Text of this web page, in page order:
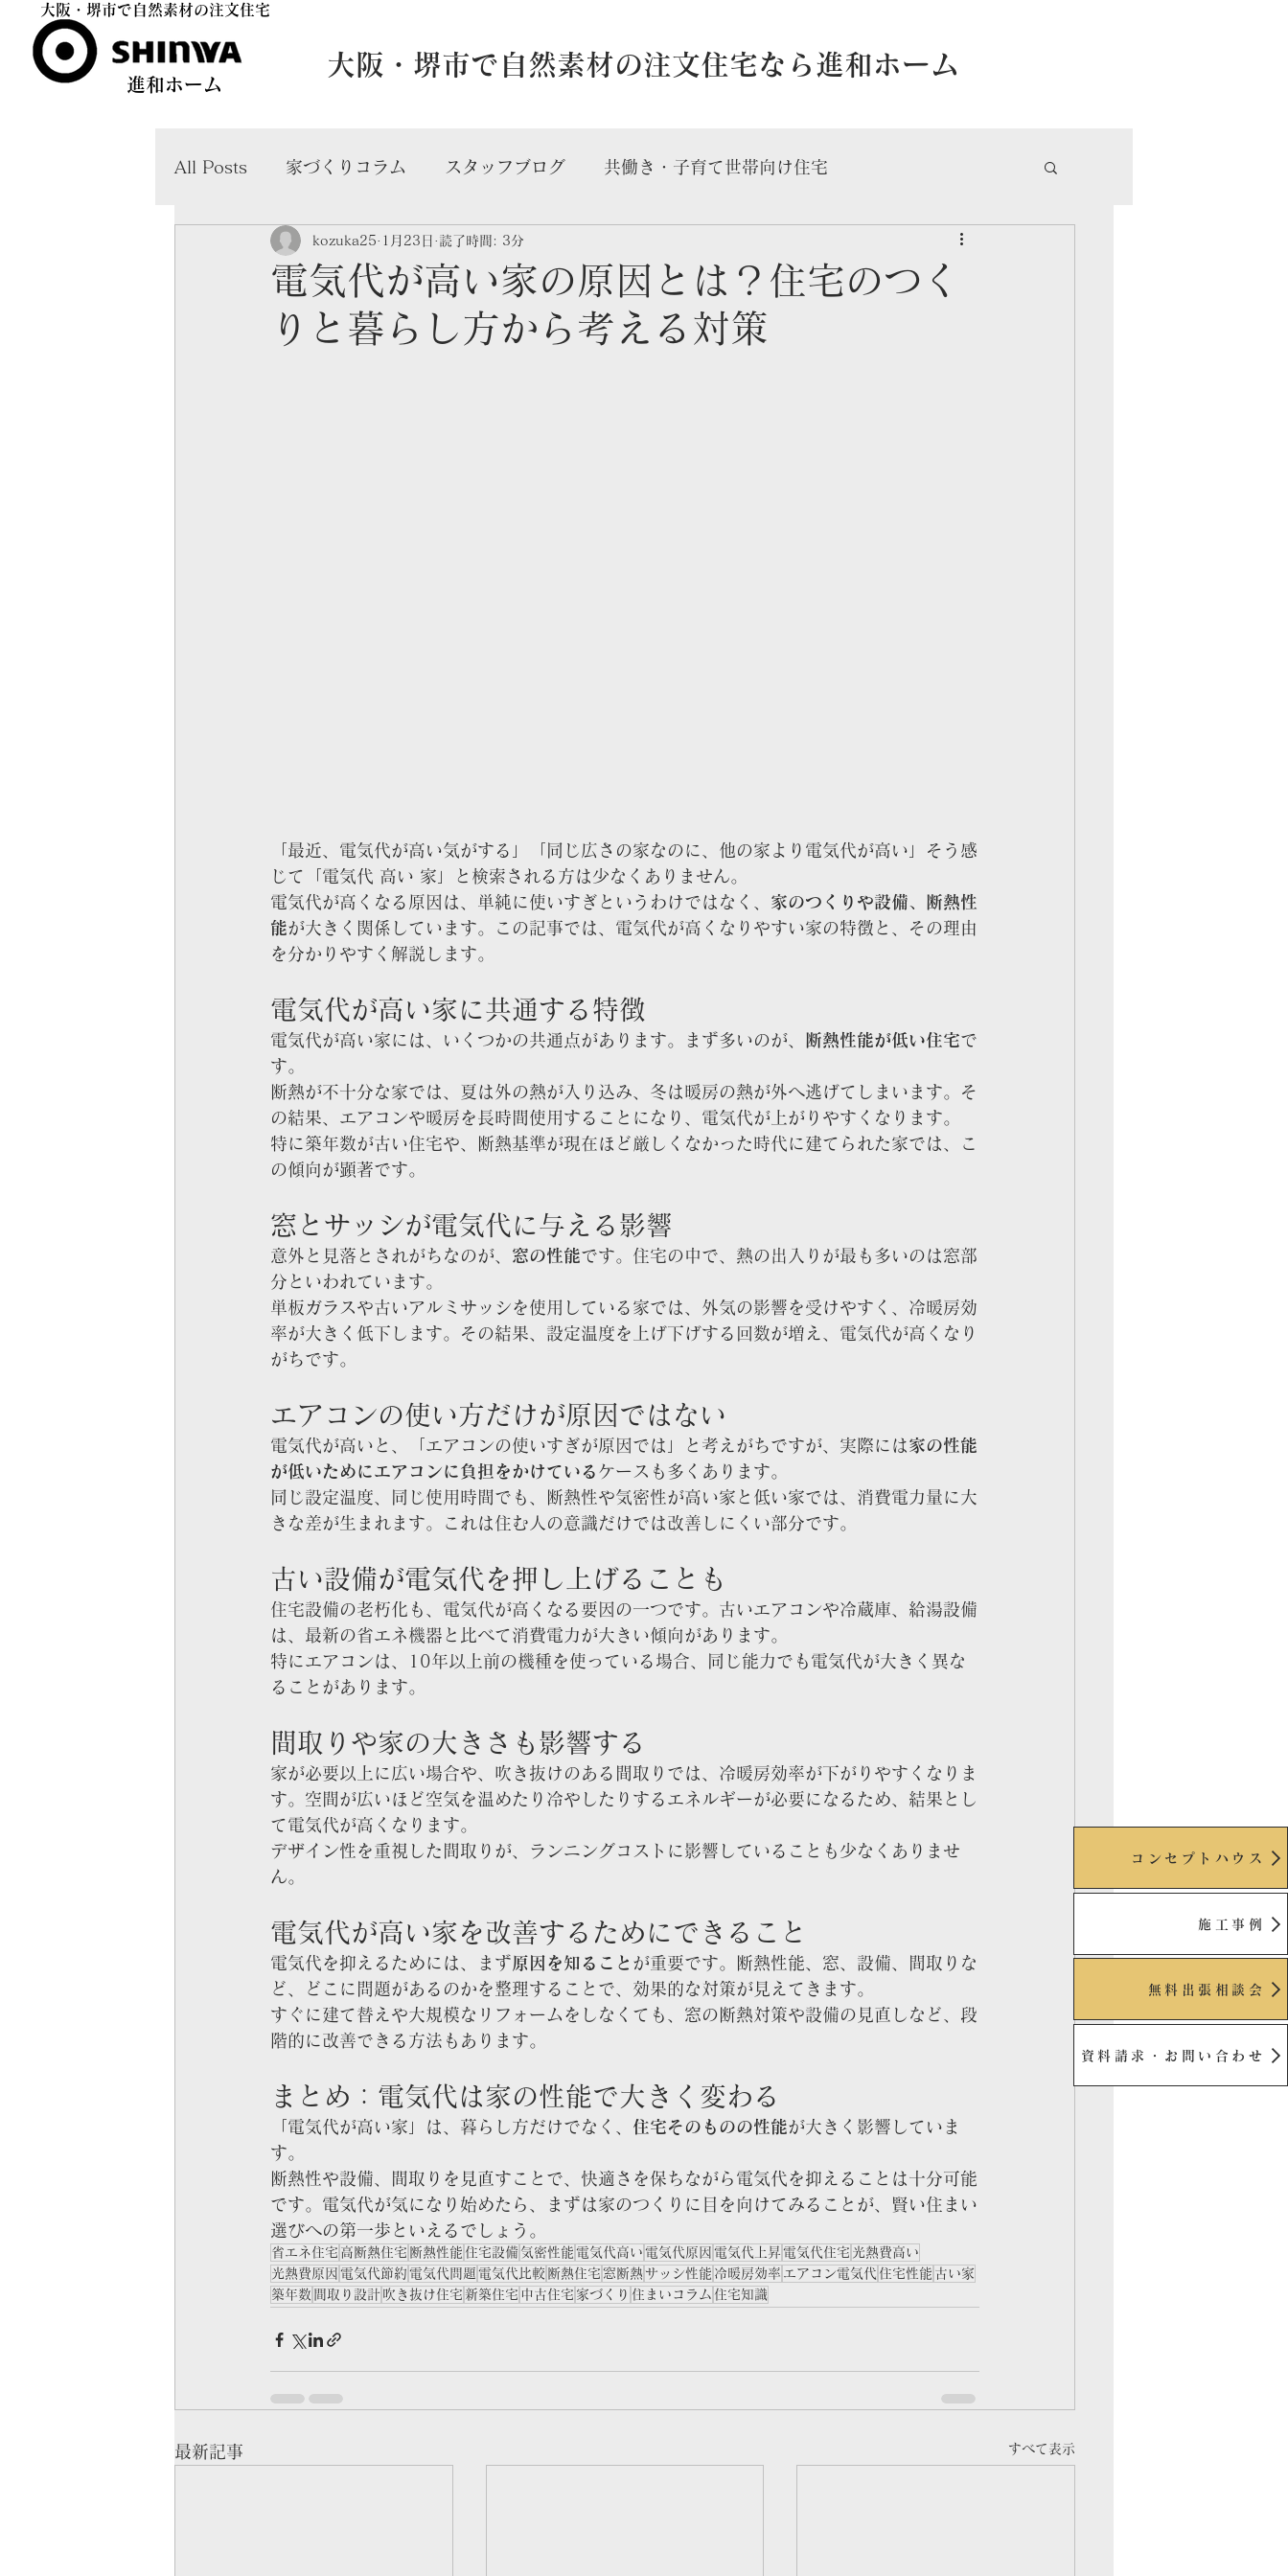
​大阪・堺市で自然素材の注文住宅​
​進和ホーム
コンセプトハウス
施工事例
資料請求・お問い合わせ
無料出張相談会
資料請求・お問い合わせ
​大阪・堺市で自然素材の注文住宅なら進和ホーム
All Posts 家づくりコラム スタッフブログ 共働き・子育て世帯向け住宅
共働き・子育て世帯向け住宅
電気代が高い家の原因とは？住宅のつく
りと暮らし方から考える対策
kozuka25 1月23日 読了時間: 3分
「最近、電気代が高い気がする」「同じ広さの家なのに、他の家より電気代が高い」そう感
じて「電気代 高い 家」と検索される方は少なくありません。
電気代が高くなる原因は、単純に使いすぎというわけではなく、 家のつくりや設備、断熱性
能が大きく関係しています。この記事では、電気代が高くなりやすい家の特徴と、その理由
を分かりやすく解説します。
電気代が高い家に共通する特徴
電気代が高い家には、いくつかの共通点があります。まず多いのが、 断熱性能が低い住宅で
す。
断熱が不十分な家では、夏は外の熱が入り込み、冬は暖房の熱が外へ逃げてしまいます。そ
の結果、エアコンや暖房を長時間使用することになり、電気代が上がりやすくなります。
特に築年数が古い住宅や、断熱基準が現在ほど厳しくなかった時代に建てられた家では、こ
の傾向が顕著です。
窓とサッシが電気代に与える影響
意外と見落とされがちなのが、 窓の性能です。住宅の中で、熱の出入りが最も多いのは窓部
分といわれています。
単板ガラスや古いアルミサッシを使用している家では、外気の影響を受けやすく、冷暖房効
率が大きく低下します。その結果、設定温度を上げ下げする回数が増え、電気代が高くなり
がちです。
エアコンの使い方だけが原因ではない
電気代が高いと、「エアコンの使いすぎが原因では」と考えがちですが、実際には家の性能
が低いためにエアコンに負担をかけている ケースも多くあります。
同じ設定温度、同じ使用時間でも、断熱性や気密性が高い家と低い家では、消費電力量に大
きな差が生まれます。これは住む人の意識だけでは改善しにくい部分です。
古い設備が電気代を押し上げることも
住宅設備の老朽化も、電気代が高くなる要因の一つです。古いエアコンや冷蔵庫、給湯設備
は、最新の省エネ機器と比べて消費電力が大きい傾向があります。
特にエアコンは、10年以上前の機種を使っている場合、同じ能力でも電気代が大きく異な
ることがあります。
間取りや家の大きさも影響する
家が必要以上に広い場合や、吹き抜けのある間取りでは、冷暖房効率が下がりやすくなりま
す。空間が広いほど空気を温めたり冷やしたりするエネルギーが必要になるため、結果とし
て電気代が高くなります。
デザイン性を重視した間取りが、ランニングコストに影響していることも少なくありませ
ん。
電気代が高い家を改善するためにできること
電気代を抑えるためには、まず原因を知ること が重要です。断熱性能、窓、設備、間取りな
ど、どこに問題があるのかを整理することで、効果的な対策が見えてきます。
すぐに建て替えや大規模なリフォームをしなくても、窓の断熱対策や設備の見直しなど、段
階的に改善できる方法もあります。
まとめ：電気代は家の性能で大きく変わる
「電気代が高い家」は、暮らし方だけでなく、 住宅そのものの性能が大きく影響していま
す。
断熱性や設備、間取りを見直すことで、快適さを保ちながら電気代を抑えることは十分可能
です。電気代が気になり始めたら、まずは家のつくりに目を向けてみることが、賢い住まい
選びへの第一歩といえるでしょう。
省エネ住宅 高断熱住宅 断熱性能 住宅設備 気密性能 電気代高い 電気代原因 電気代上昇 電気代住宅 光熱費高い
光熱費原因 電気代節約 電気代問題 電気代比較 断熱住宅 窓断熱 サッシ性能 冷暖房効率 エアコン電気代 住宅性能 古い家
築年数 間取り設計 吹き抜け住宅 新築住宅 中古住宅 家づくり 住まいコラム 住宅知識
最新記事 すべて表示